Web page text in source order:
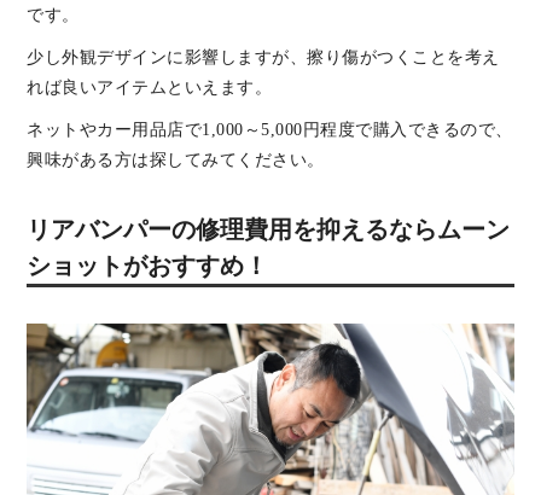
です。
少し外観デザインに影響しますが、擦り傷がつくことを考え
れば良いアイテムといえます。
ネットやカー用品店で1,000～5,000円程度で購入できるので、
興味がある方は探してみてください。
リアバンパーの修理費用を抑えるならムーン
ショットがおすすめ！